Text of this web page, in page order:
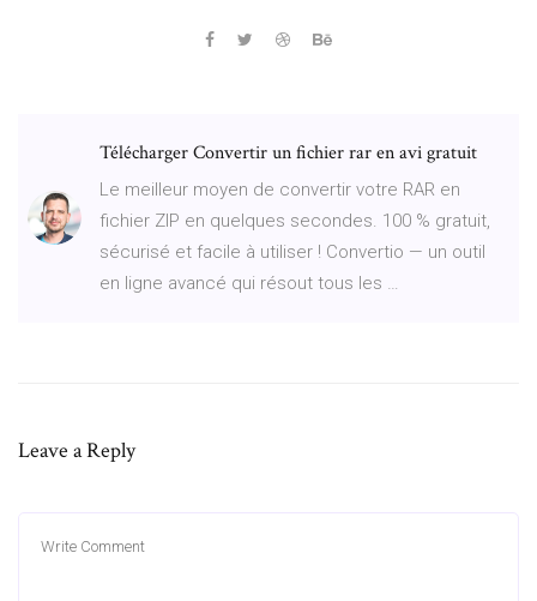
Télécharger Convertir un fichier rar en avi gratuit
Le meilleur moyen de convertir votre RAR en
fichier ZIP en quelques secondes. 100 % gratuit,
sécurisé et facile à utiliser ! Convertio — un outil
en ligne avancé qui résout tous les …
Leave a Reply